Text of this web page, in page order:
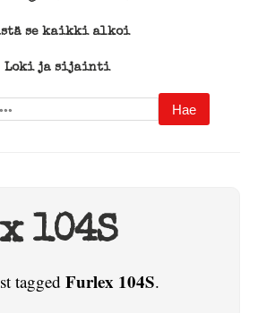
se kaikki alkoi
Loki ja sijainti
104S
tagged Furlex 104S.